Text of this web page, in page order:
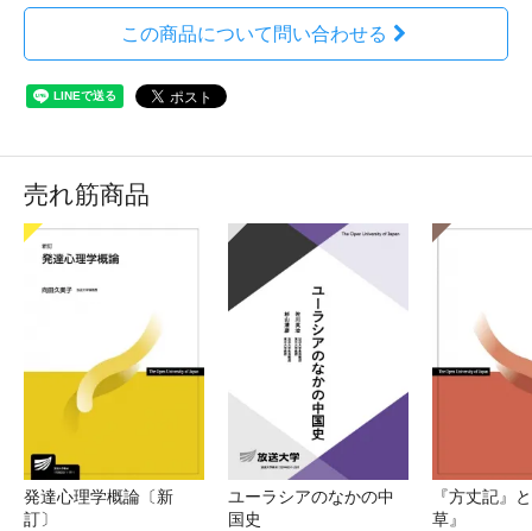
この商品について問い合わせる
売れ筋商品
発達心理学概論〔新
訂〕
ユーラシアのなかの中
国史
『方丈記』
草』